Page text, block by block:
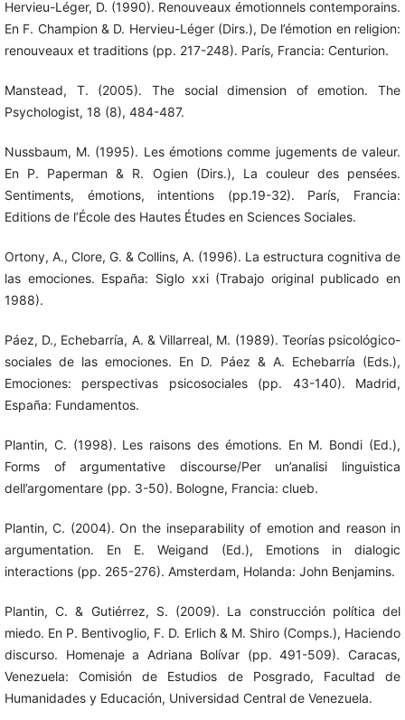
Hervieu-Léger, D. (1990). Renouveaux émotionnels contemporains.
En F. Champion & D. Hervieu-Léger (Dirs.), De l’émotion en religion:
renouveaux et traditions (pp. 217-248). París, Francia: Centurion.
Manstead, T. (2005). The social dimension of emotion. The
Psychologist, 18 (8), 484-487.
Nussbaum, M. (1995). Les émotions comme jugements de valeur.
En P. Paperman & R. Ogien (Dirs.), La couleur des pensées.
Sentiments, émotions, intentions (pp.19-32). París, Francia:
Editions de l’École des Hautes Études en Sciences Sociales.
Ortony, A., Clore, G. & Collins, A. (1996). La estructura cognitiva de
las emociones. España: Siglo xxi (Trabajo original publicado en
1988).
Páez, D., Echebarría, A. & Villarreal, M. (1989). Teorías psicológico-
sociales de las emociones. En D. Páez & A. Echebarría (Eds.),
Emociones: perspectivas psicosociales (pp. 43-140). Madrid,
España: Fundamentos.
Plantin, C. (1998). Les raisons des émotions. En M. Bondi (Ed.),
Forms of argumentative discourse/Per un’analisi linguistica
dell’argomentare (pp. 3-50). Bologne, Francia: clueb.
Plantin, C. (2004). On the inseparability of emotion and reason in
argumentation. En E. Weigand (Ed.), Emotions in dialogic
interactions (pp. 265-276). Amsterdam, Holanda: John Benjamins.
Plantin, C. & Gutiérrez, S. (2009). La construcción política del
miedo. En P. Bentivoglio, F. D. Erlich & M. Shiro (Comps.), Haciendo
discurso. Homenaje a Adriana Bolívar (pp. 491-509). Caracas,
Venezuela: Comisión de Estudios de Posgrado, Facultad de
Humanidades y Educación, Universidad Central de Venezuela.